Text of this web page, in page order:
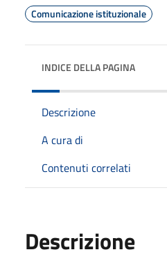
Comunicazione istituzionale
INDICE DELLA PAGINA
Descrizione
A cura di
Contenuti correlati
Descrizione